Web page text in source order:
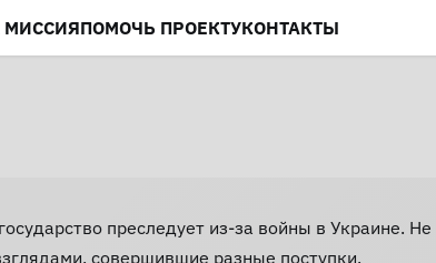
ПОМОЧЬ ПРОЕКТУКОНТАКТЫ
преследует из-за войны в Украине.
совершившие разные поступки.